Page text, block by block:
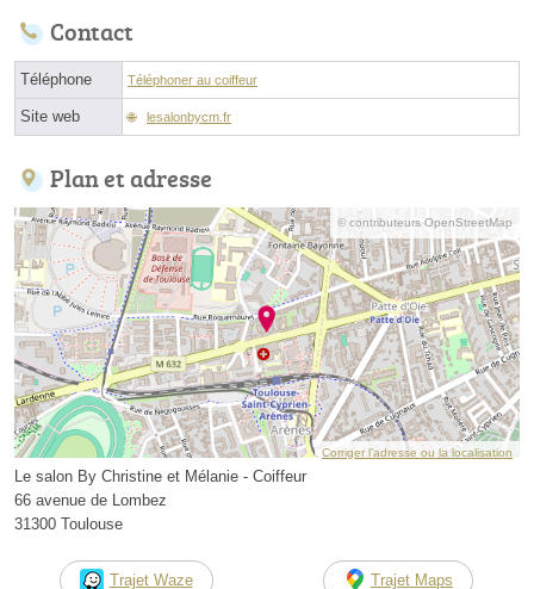
Contact
Téléphone Téléphoner au coiffeur
Site web lesalonbycm.fr
Plan et adresse
© contributeurs OpenStreetMap
Corriger l’adresse ou la localisation
Le salon By Christine et Mélanie - Coiffeur
66 avenue de Lombez
31300 Toulouse
Trajet Waze Trajet Maps